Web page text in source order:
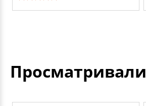
Просматривали